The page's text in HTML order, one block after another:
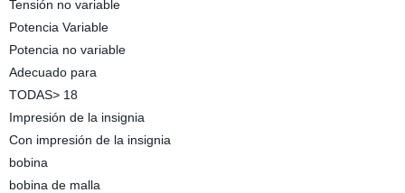
Tensión no variable
Potencia Variable
Potencia no variable
Adecuado para
TODAS> 18
Impresión de la insignia
Con impresión de la insignia
bobina
bobina de malla